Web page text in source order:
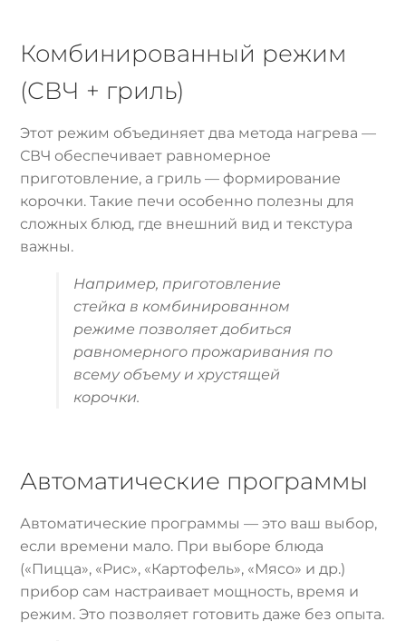
Комбинированный режим
(СВЧ + гриль)
Этот режим объединяет два метода нагрева —
СВЧ обеспечивает равномерное
приготовление, а гриль — формирование
корочки. Такие печи особенно полезны для
сложных блюд, где внешний вид и текстура
важны.
Например, приготовление
стейка в комбинированном
режиме позволяет добиться
равномерного прожаривания по
всему объему и хрустящей
корочки.
Автоматические программы
Автоматические программы — это ваш выбор,
если времени мало. При выборе блюда
(«Пицца», «Рис», «Картофель», «Мясо» и др.)
прибор сам настраивает мощность, время и
режим. Это позволяет готовить даже без опыта.